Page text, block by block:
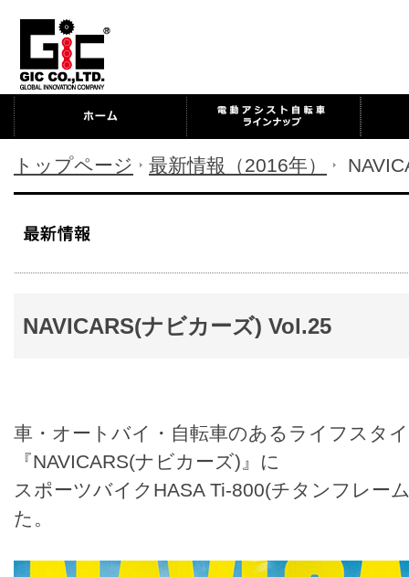
トップページ 最新情報（2016年）
NAVICARS(ナビカーズ) Vol.25
車・オートバイ・自転車のあるライフスタ
『NAVICARS(ナビカーズ)』に
スポーツバイクHASA Ti-800(チタンフレー
た。